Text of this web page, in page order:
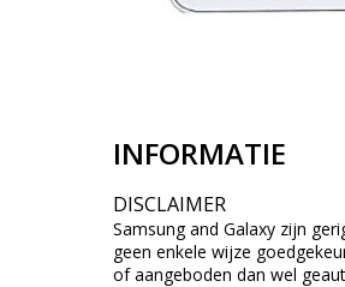
INFORMATIE
DISCLAIMER
Samsung and Galaxy zijn
geen enkele wijze
of aangeboden dan wel